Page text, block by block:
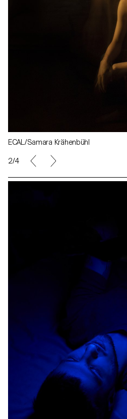
ECAL/Samara Krähenbühl
2/4